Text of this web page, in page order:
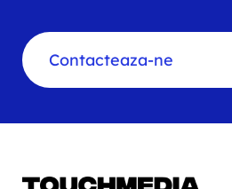
Contacteaza-ne